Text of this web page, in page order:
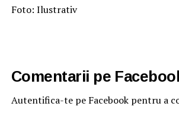
Foto: Ilustrativ
Comentarii pe
Autentifica-te pe Facebook pentru a